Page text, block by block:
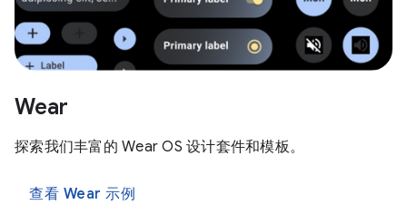
Wear
探索我们丰富的 Wear OS 设计套件和模板。
查看 Wear 示例